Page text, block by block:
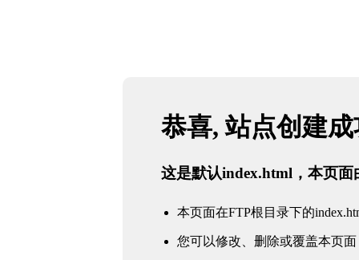
恭喜, 站点创建
这是默认index.html，本页面
本页面在FTP根目录下的
您可以修改、删除或覆盖本页面